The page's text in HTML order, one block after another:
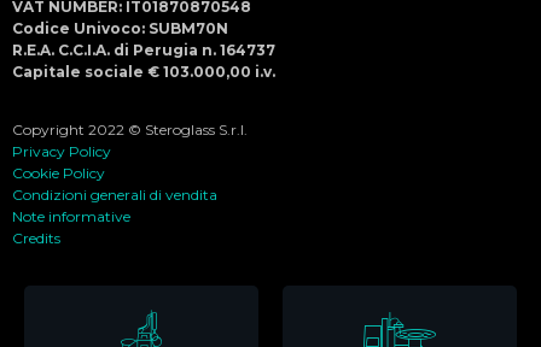
VAT NUMBER: IT01870870548
Codice Univoco: SUBM70N
R.E.A. C.C.I.A. di Perugia n. 164737
Capitale sociale € 103.000,00 i.v.
Copyright 2022 © Steroglass S.r.l.
Privacy Policy
Cookie Policy
Condizioni generali di vendita
Note informative
Credits